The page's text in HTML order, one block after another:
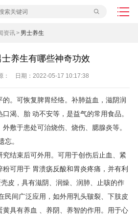
资讯> 男士养生
养生有哪些神奇功效
： 日期：2022-05-17 10:17:38
的。可恢复脾胃经络。补肺益血，滋阴润
渴、胎 动不安等，是益气的常用食品。
敷于患处可治烧伤、烧伤、腮腺炎等。
。
究结束后可外用。可用于创伤后止血、紧
可用于 胃溃疡反酸和胃炎疼痛，并有利
皮，具有滋阴、润燥、润肺、止咳的作
民间广泛应用，如外用乳头皲裂、下肢皮
黄具有养血 、养阴、养智的作用。用于心